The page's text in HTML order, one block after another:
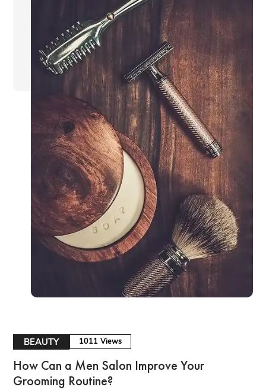
BEAUTY 1011 Views
How Can a Men Salon Improve Your
Grooming Routine?